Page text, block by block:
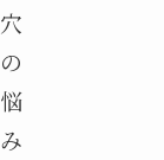
穴
の
悩
み